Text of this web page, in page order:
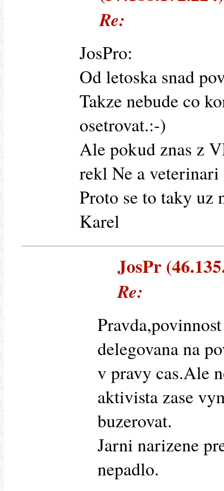
Re:
JosPro:
Od letoska snad
Takze nebude co
osetrovat.:-)
Ale pokud znas z
rekl Ne a
Proto se to taky uz
Karel
JosPr
Re:
delegovana na
v pravy cas.Ale
aktivista zase
buzerovat.
Jarni narizene
nepadlo.